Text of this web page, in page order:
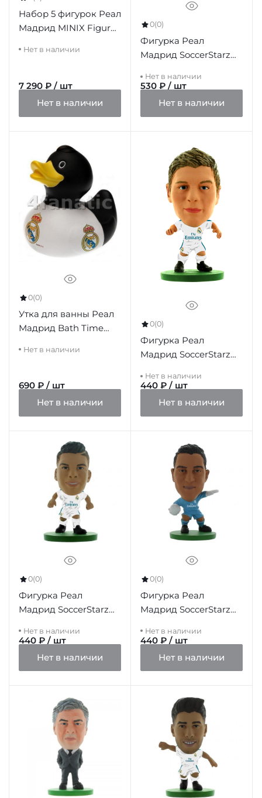
Набор 5 фигурок Реал
Мадрид MINIX Figure
Нет в наличии
7 290 ₽ / шт
Нет в наличии
0(0)
Фигурка Реал
Мадрид SoccerStarz
Нет в наличии
530 ₽ / шт
Нет в наличии
0(0)
Утка для ванны Реал
Мадрид Bath Time
Нет в наличии
690 ₽ / шт
Нет в наличии
0(0)
Фигурка Реал
Мадрид SoccerStarz
Нет в наличии
440 ₽ / шт
Нет в наличии
0(0)
Фигурка Реал
Мадрид SoccerStarz
Нет в наличии
440 ₽ / шт
Нет в наличии
0(0)
Фигурка Реал
Мадрид SoccerStarz
Нет в наличии
440 ₽ / шт
Нет в наличии